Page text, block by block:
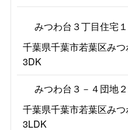
みつわ台３丁目住宅
千葉県千葉市若葉区みつ
3DK
みつわ台３－４団地
千葉県千葉市若葉区みつ
3LDK